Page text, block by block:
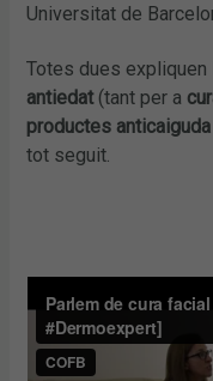
Universitat de
Totes dues expliquen
antiedat(tant per a
productes anticaiguda
tot seguit.